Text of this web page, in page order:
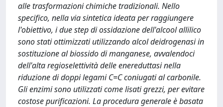
alle trasformazioni chimiche tradizionali. Nello
specifico, nella via sintetica ideata per raggiungere
l'obiettivo, i due step di ossidazione dell'alcool allilico
sono stati ottimizzati utilizzando alcol deidrogenasi in
sostituzione al biossido di manganese, avvalendoci
dell'alta regioselettività delle enereduttasi nella
riduzione di doppi legami C=C coniugati al carbonile.
Gli enzimi sono utilizzati come lisati grezzi, per evitare
costose purificazioni. La procedura generale è basata